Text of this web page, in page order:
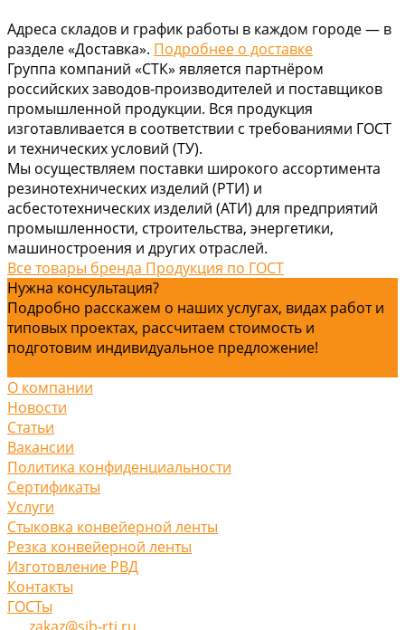
Адреса складов и график работы в каждом городе — в
разделе «Доставка». Подробнее о доставке
Группа компаний «СТК» является партнёром
российских заводов-производителей и поставщиков
промышленной продукции. Вся продукция
изготавливается в соответствии с требованиями ГОСТ
и технических условий (ТУ).
Мы осуществляем поставки широкого ассортимента
резинотехнических изделий (РТИ) и
асбестотехнических изделий (АТИ) для предприятий
промышленности, строительства, энергетики,
машиностроения и других отраслей.
Все товары бренда Продукция по ГОСТ
Нужна консультация?
Подробно расскажем о наших услугах, видах работ и
типовых проектах, рассчитаем стоимость и
подготовим индивидуальное предложение!
О компании
Новости
Статьи
Вакансии
Политика конфиденциальности
Сертификаты
Услуги
Стыковка конвейерной ленты
Резка конвейерной ленты
Изготовление РВД
Контакты
ГОСТы